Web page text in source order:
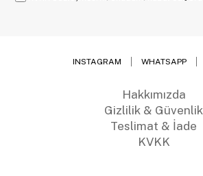
INSTAGRAM WHATSAPP
Hakkımızda
Gizlilik & Güvenlik
Teslimat & İade
KVKK